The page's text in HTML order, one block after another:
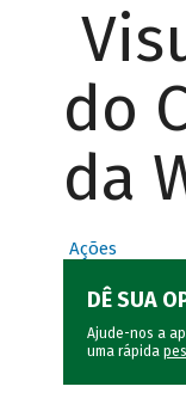
do
da
Ações
DÊ SUA
Ajude-nos a
uma rápida